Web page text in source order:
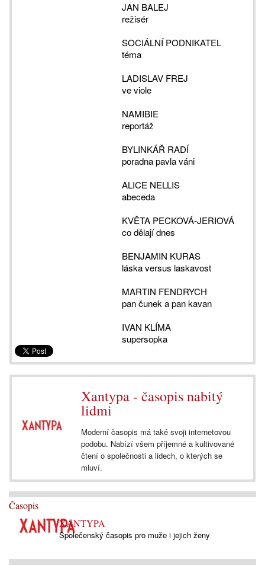
JAN BALEJ
režisér
SOCIÁLNÍ PODNIKATEL
téma
LADISLAV FREJ
ve viole
NAMIBIE
reportáž
BYLINKÁŘ RADÍ
poradna pavla váni
ALICE NELLIS
abeceda
KVĚTA PECKOVÁ-JERIOVÁ
co dělají dnes
BENJAMIN KURAS
láska versus laskavost
MARTIN FENDRYCH
pan čunek a pan kavan
IVAN KLÍMA
supersopka
Xantypa - časopis nabitý
lidmi
Moderní časopis má také svoji internetovou
podobu. Nabízí všem příjemné a kultivované
čtení o společnosti a lidech, o kterých se
mluví.
Časopis
XANTYPA
Společenský časopis pro muže i jejich ženy